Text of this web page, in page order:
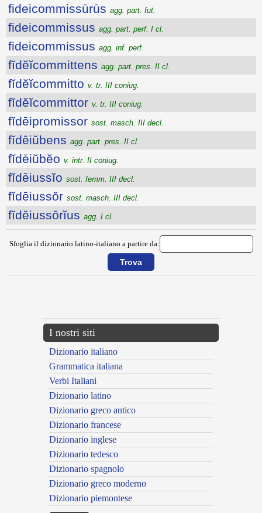
fideicommissūrūs agg. part. fut.
fideicommissus agg. part. perf. I cl.
fideicommissus agg. inf. perf.
fĭdĕĭcommittens agg. part. pres. II cl.
fĭdĕĭcommitto v. tr. III coniug.
fĭdĕĭcommittor v. tr. III coniug.
fĭdēipromissor sost. masch. III decl.
fĭdēiŭbens agg. part. pres. II cl.
fĭdēiŭbĕo v. intr. II coniug.
fĭdēiussĭo sost. femm. III decl.
fĭdēiussŏr sost. masch. III decl.
fĭdēiussōrĭus agg. I cl.
Sfoglia il dizionario latino-italiano a partire da:
I nostri siti
Dizionario italiano
Grammatica italiana
Verbi Italiani
Dizionario latino
Dizionario greco antico
Dizionario francese
Dizionario inglese
Dizionario tedesco
Dizionario spagnolo
Dizionario greco moderno
Dizionario piemontese